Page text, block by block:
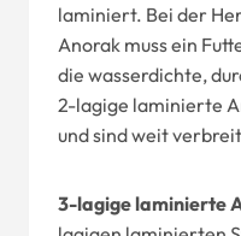
laminiert. Bei der
Anorak muss ein
die wasserdichte,
2-lagige laminierte
und sind weit
3-lagige laminierte